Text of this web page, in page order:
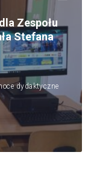
Zespołu
Stefana
dydaktyczne